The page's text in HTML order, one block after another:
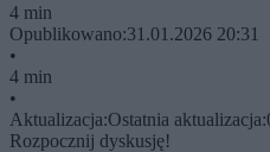
4 min
Opublikowano:31.01.2026 20:31
•
4 min
•
Aktualizacja:Ostatnia aktualizacja:
Rozpocznij dyskusję!